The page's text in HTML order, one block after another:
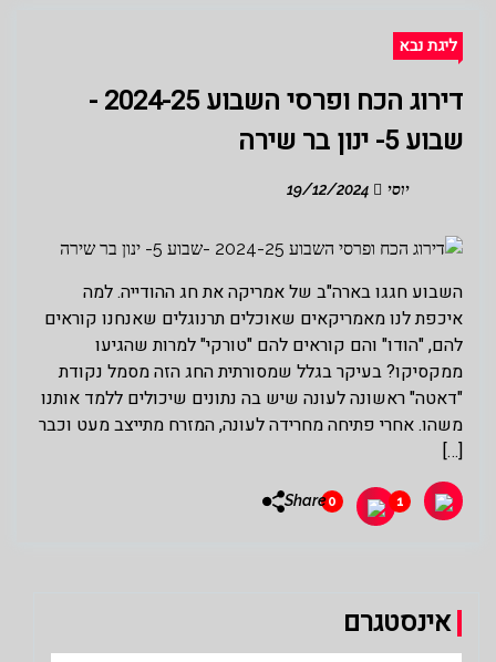
ליגת נבא
דירוג הכח ופרסי השבוע 2024-25 -
שבוע 5- ינון בר שירה
יוסי
השבוע חגגו בארה"ב של אמריקה את חג ההודייה. למה
איכפת לנו מאמריקאים שאוכלים תרנוגלים שאנחנו קוראים
להם, "הודו" והם קוראים להם "טורקי" למרות שהגיעו
ממקסיקו? בעיקר בגלל שמסורתית החג הזה מסמל נקודת
"דאטה" ראשונה לעונה שיש בה נתונים שיכולים ללמד אותנו
משהו. אחרי פתיחה מחרידה לעונה, המזרח מתייצב מעט וכבר
[…]
1
0
Share
אינסטגרם